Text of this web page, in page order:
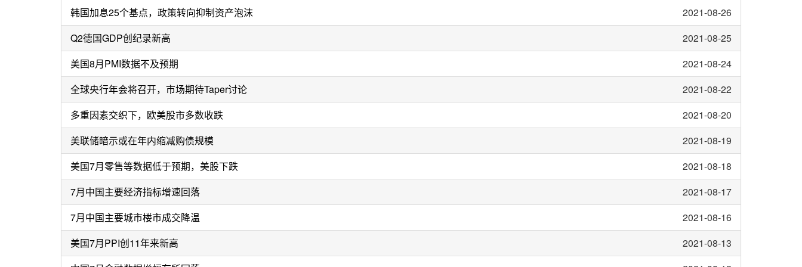
韩国加息25个基点，政策转向抑制资产泡沫
2021-08-26
Q2德国GDP创纪录新高
2021-08-25
美国8月PMI数据不及预期
2021-08-24
全球央行年会将召开，市场期待Taper讨论
2021-08-22
多重因素交织下，欧美股市多数收跌
2021-08-20
美联储暗示或在年内缩减购债规模
2021-08-19
美国7月零售等数据低于预期，美股下跌
2021-08-18
7月中国主要经济指标增速回落
2021-08-17
7月中国主要城市楼市成交降温
2021-08-16
美国7月PPI创11年来新高
2021-08-13